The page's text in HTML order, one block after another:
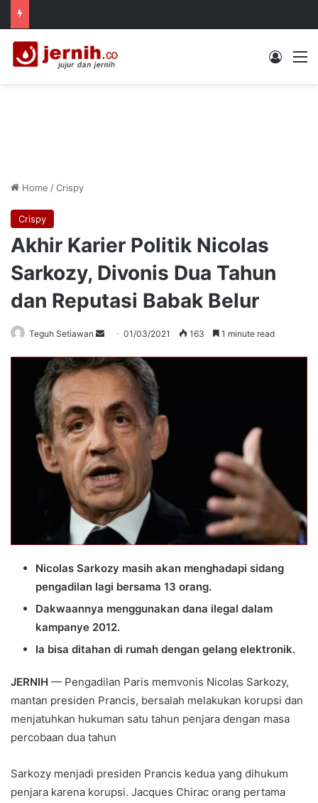
Log In
Home /Crispy
Crispy
Akhir Karier Politik Nicolas
Sarkozy, Divonis Dua Tahun
dan Reputasi Babak Belur
Teguh Setiawan
Send
email
01/03/2021 163 1 minute read
Nicolas Sarkozy masih akan menghadapi sidang
pengadilan lagi bersama 13 orang.
Dakwaannya menggunakan dana ilegal dalam
kampanye 2012.
Ia bisa ditahan di rumah dengan gelang elektronik.
JERNIH — Pengadilan Paris memvonis Nicolas Sarkozy,
mantan presiden Prancis, bersalah melakukan korupsi dan
menjatuhkan hukuman satu tahun penjara dengan masa
percobaan dua tahun
Sarkozy menjadi presiden Prancis kedua yang dihukum
penjara karena korupsi. Jacques Chirac orang pertama